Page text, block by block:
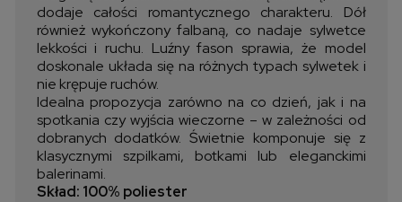
dodaje całości romantycznego charakteru. Dół
również wykończony falbaną, co nadaje sylwetce
lekkości i ruchu. Luźny fason sprawia, że model
doskonale układa się na różnych typach sylwetek i
nie krępuje ruchów.
Idealna propozycja zarówno na co dzień, jak i na
spotkania czy wyjścia wieczorne – w zależności od
dobranych dodatków. Świetnie komponuje się z
klasycznymi szpilkami, botkami lub eleganckimi
balerinami.
Skład: 100% poliester